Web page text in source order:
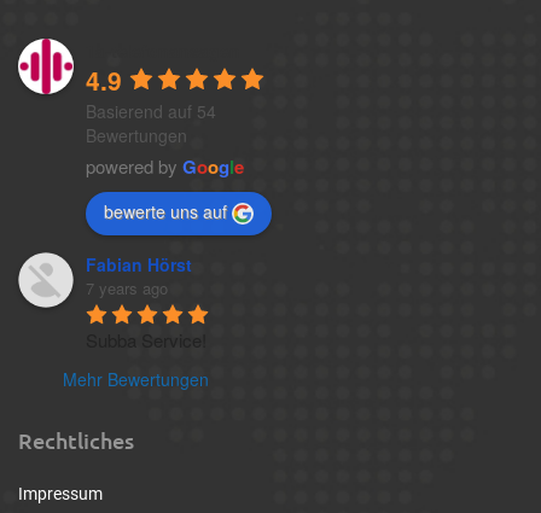
4.9
Basierend auf 54
Bewertungen
powered by Google
bewerte uns auf
Fabian Hörst
7 years ago
Mehr Bewertungen
Rechtliches
Impressum